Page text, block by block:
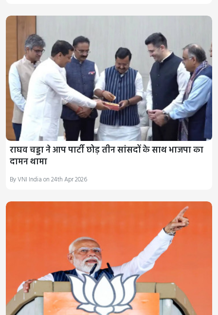
राघव चड्डा ने आप पार्टी छोड़ तीन सांसदों के साथ भाजपा का
दामन थामा
By VNI India on 24th Apr 2026